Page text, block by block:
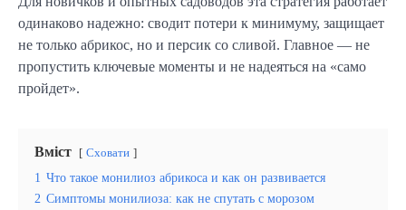
одинаково надежно: сводит потери к минимуму, защищает
не только абрикос, но и персик со сливой. Главное — не
пропустить ключевые моменты и не надеяться на «само
пройдет».
Вміст Сховати
1 Что такое монилиоз абрикоса и как он развивается
2 Симптомы монилиоза: как не спутать с морозом